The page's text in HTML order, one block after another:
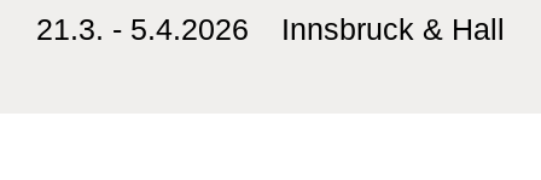
21.3. - 5.4.2026 Innsbruck & Hall